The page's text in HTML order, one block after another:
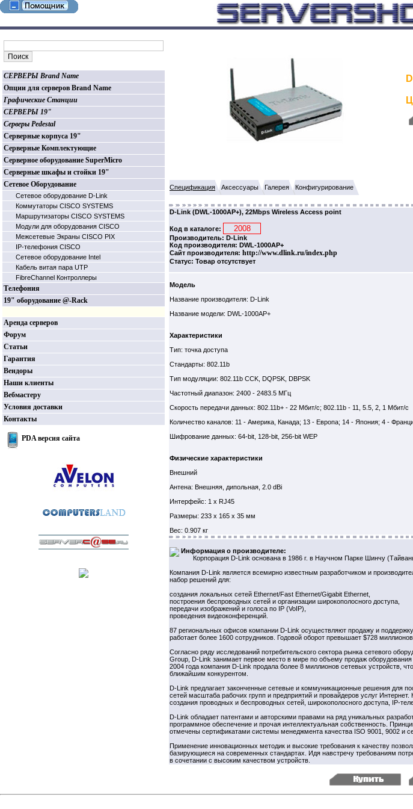
СЕРВЕРЫ Brand Name
Опции для серверов Brand Name
Графические Станции
СЕРВЕРЫ 19"
Серверы Pedestal
Серверные корпуса 19"
Серверные Комплектующие
Серверное оборудование SuperMicro
Серверные шкафы и стойки 19"
Сетевое Оборудование
Сетевое оборудование D-Link
Коммутаторы CISCO SYSTEMS
Маршрутизаторы CISCO SYSTEMS
Модули для оборудования CISCO
Межсетевые Экраны CISCO PIX
IP-телефония CISCO
Сетевое оборудование Intel
Кабель витая пара UTP
FibreChannel Контроллеры
Телефония
19" оборудование @-Rack
Аренда серверов
Форум
Статьи
Гарантия
Вендоры
Наши клиенты
Вебмастеру
Условия доставки
Контакты
PDA версия сайта
Спецификация Аксессуары Галерея Конфигурирование
D-Link (DWL-1000AP+), 22Mbps Wireless Access point
Код в каталоге:
Производитель: D-Link
Код производителя: DWL-1000AP+
Сайт производителя: http://www.dlink.ru/index.php
Статус: Товар отсутствует
Модель
Название производителя: D-Link
Название модели: DWL-1000AP+
Характеристики
Тип: точка доступа
Стандарты: 802.11b
Тип модуляции: 802.11b CCK, DQPSK, DBPSK
Частотный диапазон: 2400 - 2483.5 МГц
Скорость передачи данных: 802.11b+ - 22 Мбит/с; 802.11b - 11, 5.5, 2, 1 Мбит/с
Количество каналов: 11 - Америка, Канада; 13 - Европа; 14 - Япония; 4 -
Шифрование данных: 64-bit, 128-bit, 256-bit WEP
Физические характеристики
Внешний
Антена: Внешняя, дипольная, 2.0 dBi
Интерфейс: 1 x RJ45
Размеры: 233 x 165 x 35 мм
Вес: 0.907 кг
Информация о производителе:
Корпорация D-Link основана в 1986 г. в Научном Парке Шинчу
Компания D-Link является всемирно известным разработчиком и
набор решений для:
создания локальных сетей Ethernet/Fast Ethernet/Gigabit Ethernet,
построения беспроводных сетей и организации широкополосного доступа,
передачи изображений и голоса по IP (VoIP),
проведения видеоконференций.
87 региональных офисов компании D-Link осуществляют продажу и
работает более 1600 сотрудников. Годовой оборот превышает $728
Согласно ряду исследований потребительского сектора рынка сетевого
Group, D-Link занимает первое место в мире по объему продаж
2004 года компания D-Link продала более 8 миллионов сетевых устройств,
ближайшим конкурентом.
D-Link предлагает законченные сетевые и коммуникационные решения для
сетей масштаба рабочих групп и предприятий и провайдеров услуг
создания проводных и беспроводных сетей, широкополосного доступа, IP-
D-Link обладает патентами и авторскими правами на ряд уникальных
программное обеспечение и прочая интеллектуальная собственность.
отмечены сертификатами системы менеджмента качества ISO 9001, 9002 и
Применение инновационных методик и высокие требования к качеству
базирующиеся на современных стандартах. Идя навстречу требованиям
в сочетании с высоким качеством устройств.